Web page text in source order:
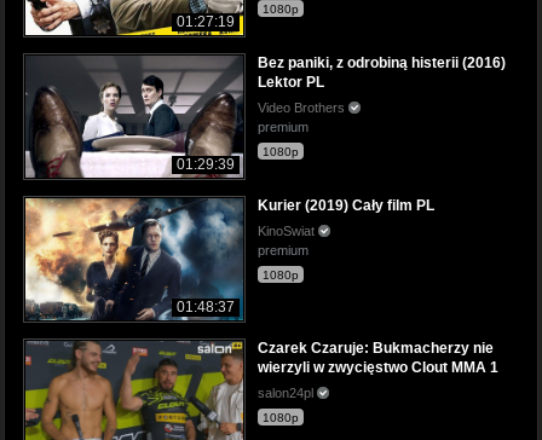
01:27:19
1080p
01:29:39
Bez paniki, z odrobiną histerii (2016)
Lektor PL
Video Brothers
premium
1080p
01:48:37
Kurier (2019) Cały film PL
KinoSwiat
premium
1080p
Czarek Czaruje: Bukmacherzy nie
wierzyli w zwycięstwo Clout MMA 1
salon24pl
1080p